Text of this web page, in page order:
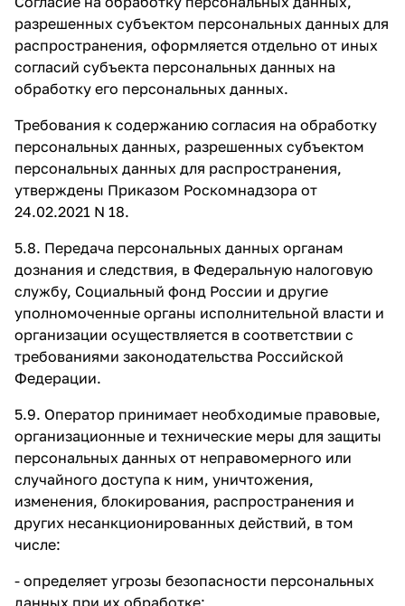
разрешенных субъектом персональных данных для
распространения, оформляется отдельно от иных
согласий субъекта персональных данных на
обработку его персональных данных.
Требования к содержанию согласия на обработку
персональных данных, разрешенных субъектом
персональных данных для распространения,
утверждены Приказом Роскомнадзора от
24.02.2021 N 18.
5.8. Передача персональных данных органам
дознания и следствия, в Федеральную налоговую
службу, Социальный фонд России и другие
уполномоченные органы исполнительной власти и
организации осуществляется в соответствии с
требованиями законодательства Российской
Федерации.
5.9. Оператор принимает необходимые правовые,
организационные и технические меры для защиты
персональных данных от неправомерного или
случайного доступа к ним, уничтожения,
изменения, блокирования, распространения и
других несанкционированных действий, в том
числе:
- определяет угрозы безопасности персональных
данных при их обработке;